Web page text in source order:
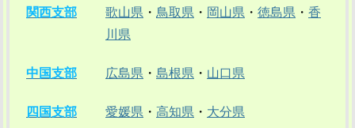
関西支部
歌山県 ・ 鳥取県 ・ 岡山県 ・ 徳島県 ・ 香
川県
中国支部 広島県 ・ 島根県 ・ 山口県
四国支部 愛媛県 ・ 高知県 ・ 大分県